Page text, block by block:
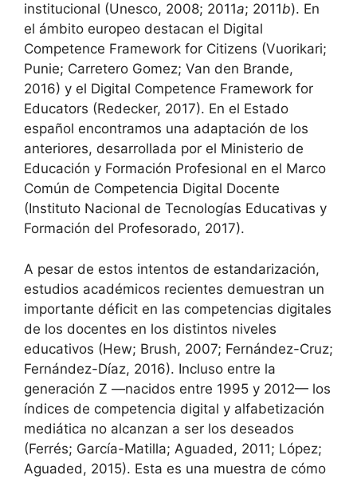
institucional (Unesco, 2008; 2011a; 2011b). En
el ámbito europeo destacan el Digital
Competence Framework for Citizens (Vuorikari;
Punie; Carretero Gomez; Van den Brande,
2016) y el Digital Competence Framework for
Educators (Redecker, 2017). En el Estado
español encontramos una adaptación de los
anteriores, desarrollada por el Ministerio de
Educación y Formación Profesional en el Marco
Común de Competencia Digital Docente
(Instituto Nacional de Tecnologías Educativas y
Formación del Profesorado, 2017).
A pesar de estos intentos de estandarización,
estudios académicos recientes demuestran un
importante déficit en las competencias digitales
de los docentes en los distintos niveles
educativos (Hew; Brush, 2007; Fernández-Cruz;
Fernández-Díaz, 2016). Incluso entre la
generación Z —nacidos entre 1995 y 2012— los
índices de competencia digital y alfabetización
mediática no alcanzan a ser los deseados
(Ferrés; García-Matilla; Aguaded, 2011; López;
Aguaded, 2015). Esta es una muestra de cómo